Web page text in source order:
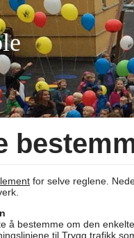
for selve reglene.
å bestemme om den
til Trygg trafikk